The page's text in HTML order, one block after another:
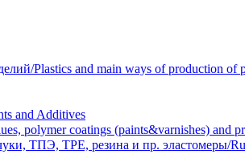
Plastics and main ways of production of
and Additives
polymer coatings (paints&varnishes) and
ТПЭ, TPE, резина и пр. эластомеры/